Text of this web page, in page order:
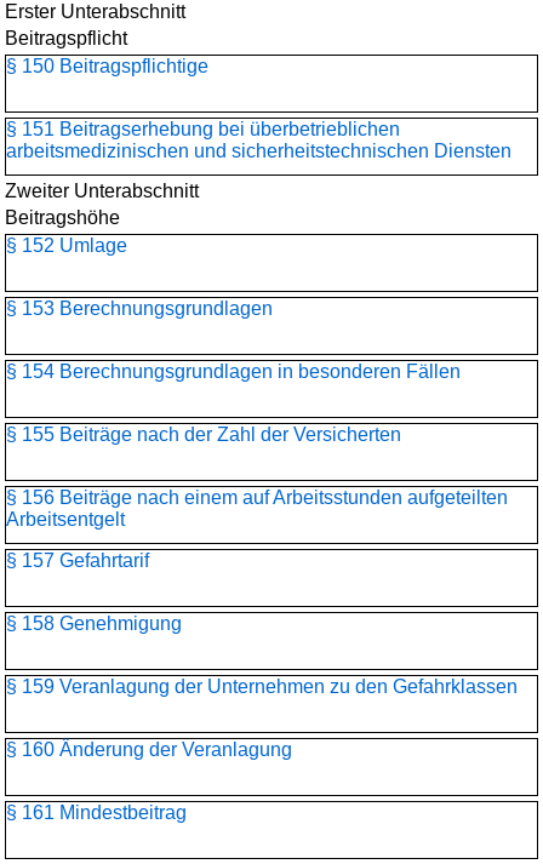
Erster Unterabschnitt
Beitragspflicht
§ 150 Beitragspflichtige
§ 151 Beitragserhebung bei überbetrieblichen
arbeitsmedizinischen und sicherheitstechnischen Diensten
Zweiter Unterabschnitt
Beitragshöhe
§ 152 Umlage
§ 153 Berechnungsgrundlagen
§ 154 Berechnungsgrundlagen in besonderen Fällen
§ 155 Beiträge nach der Zahl der Versicherten
§ 156 Beiträge nach einem auf Arbeitsstunden aufgeteilten
Arbeitsentgelt
§ 157 Gefahrtarif
§ 158 Genehmigung
§ 159 Veranlagung der Unternehmen zu den Gefahrklassen
§ 160 Änderung der Veranlagung
§ 161 Mindestbeitrag